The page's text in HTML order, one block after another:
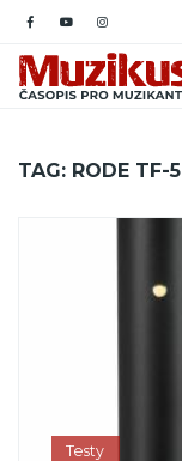
TAG: RODE TF-5
Testy